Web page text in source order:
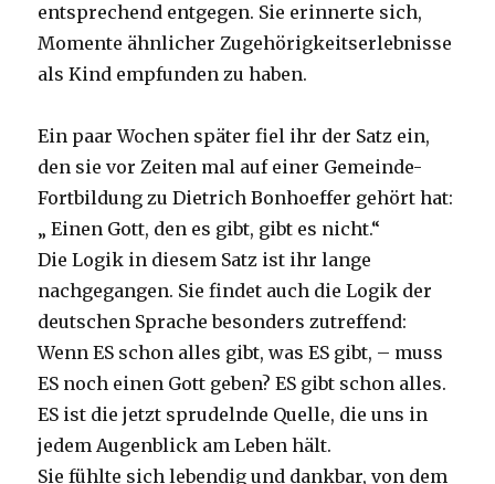
entsprechend entgegen. Sie erinnerte sich,
Momente ähnlicher Zugehörigkeitserlebnisse
als Kind empfunden zu haben.
Ein paar Wochen später fiel ihr der Satz ein,
den sie vor Zeiten mal auf einer Gemeinde-
Fortbildung zu Dietrich Bonhoeffer gehört hat:
„ Einen Gott, den es gibt, gibt es nicht.“
Die Logik in diesem Satz ist ihr lange
nachgegangen. Sie findet auch die Logik der
deutschen Sprache besonders zutreffend:
Wenn ES schon alles gibt, was ES gibt, – muss
ES noch einen Gott geben? ES gibt schon alles.
ES ist die jetzt sprudelnde Quelle, die uns in
jedem Augenblick am Leben hält.
Sie fühlte sich lebendig und dankbar, von dem